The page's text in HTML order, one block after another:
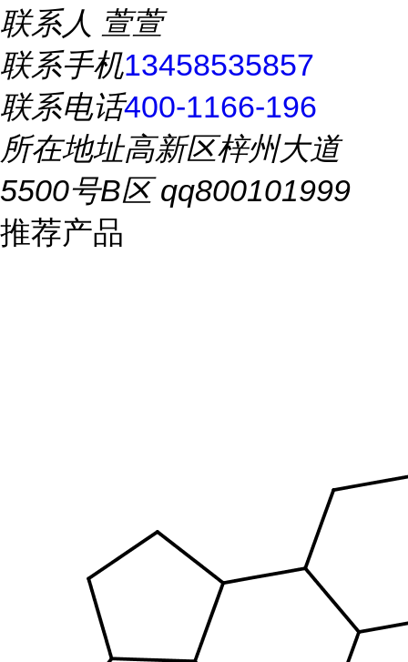
联系人 萱萱
联系手机13458535857
联系电话400-1166-196
所在地址高新区梓州大道
5500号B区 qq800101999
推荐产品